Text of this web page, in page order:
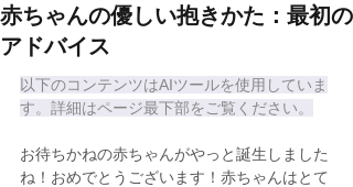
赤ちゃんの優しい抱きかた：最初の
アドバイス
以下のコンテンツはAIツールを使用していま
す。詳細はページ最下部をご覧ください。
お待ちかねの赤ちゃんがやっと誕生しました
ね！おめでとうございます！赤ちゃんはとて